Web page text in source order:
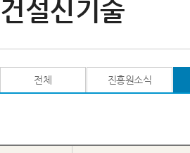
건설신기술
전체 진흥원소식